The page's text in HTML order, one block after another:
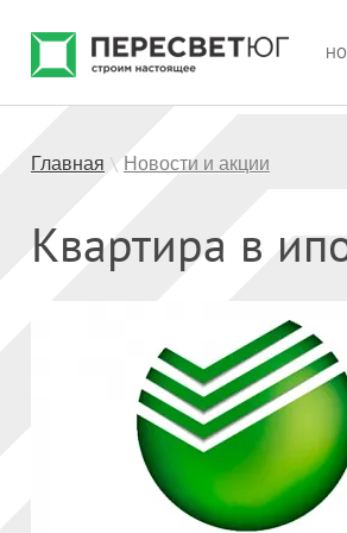
Главная \ Новости и акции
Квартира в